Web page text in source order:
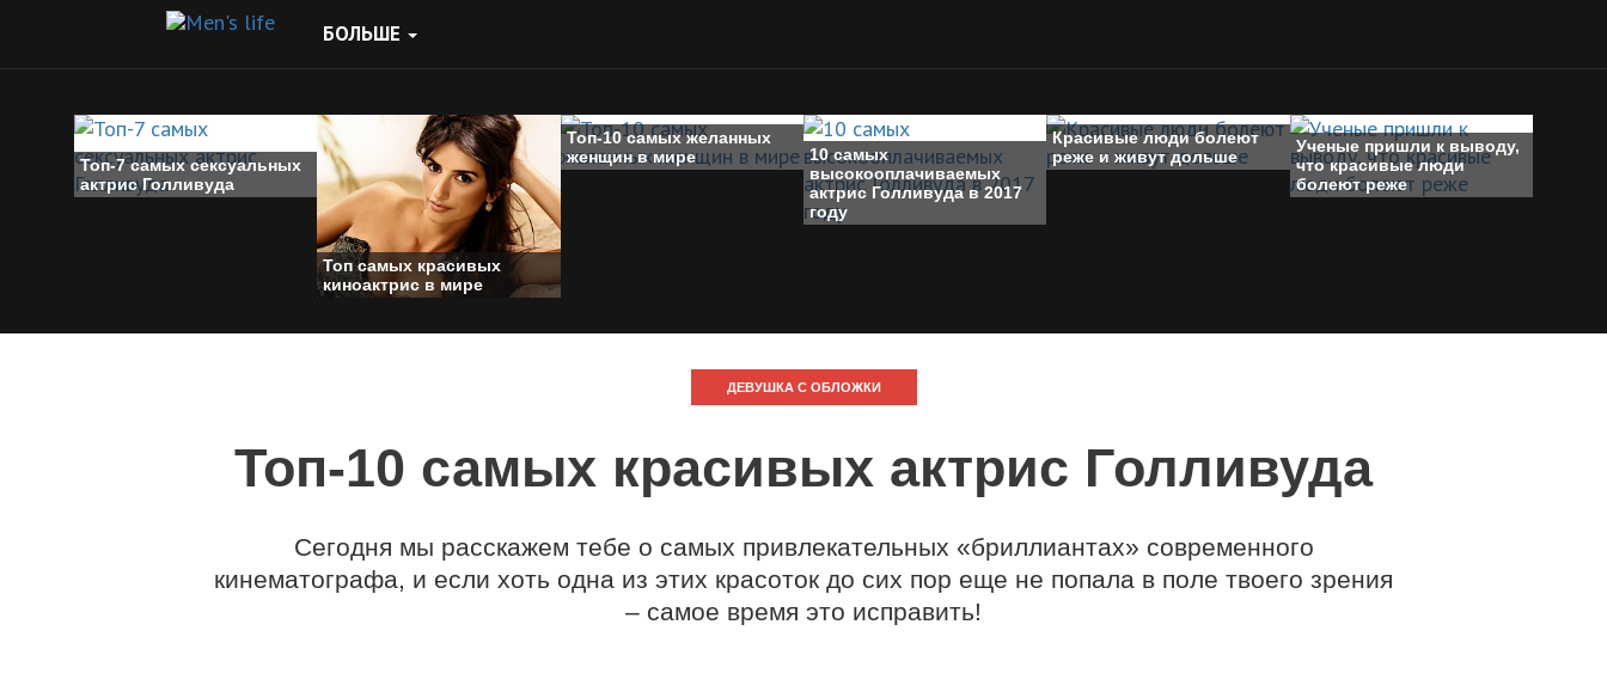
БОЛЬШЕ
Топ-7 самых сексуальных
актрис Голливуда
Топ самых красивых
киноактрис в мире
Топ-10 самых желанных
женщин в мире
10 самых
высокооплачиваемых
актрис Голливуда в 2017
году
Красивые люди болеют
реже и живут дольше
Ученые пришли к выводу,
что красивые люди
болеют реже
ДЕВУШКА С ОБЛОЖКИ
Топ-10 самых красивых актрис Голливуда
Сегодня мы расскажем тебе о самых привлекательных «бриллиантах» современного
кинематографа, и если хоть одна из этих красоток до сих пор еще не попала в поле твоего зрения
– самое время это исправить!